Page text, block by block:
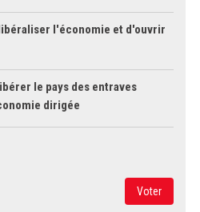
l'économie et d'ouvrir
le pays des entraves
dirigée
Voter